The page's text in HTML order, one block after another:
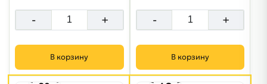
- +
В корзину
- +
В корзину